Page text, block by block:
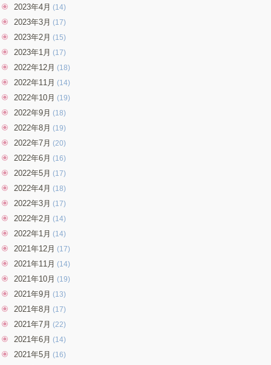
2023年4月 (14)
2023年3月 (17)
2023年2月 (15)
2023年1月 (17)
2022年12月 (18)
2022年11月 (14)
2022年10月 (19)
2022年9月 (18)
2022年8月 (19)
2022年7月 (20)
2022年6月 (16)
2022年5月 (17)
2022年4月 (18)
2022年3月 (17)
2022年2月 (14)
2022年1月 (14)
2021年12月 (17)
2021年11月 (14)
2021年10月 (19)
2021年9月 (13)
2021年8月 (17)
2021年7月 (22)
2021年6月 (14)
2021年5月 (16)